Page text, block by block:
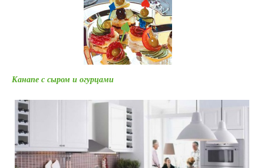
Канапе с сыром и огурцами